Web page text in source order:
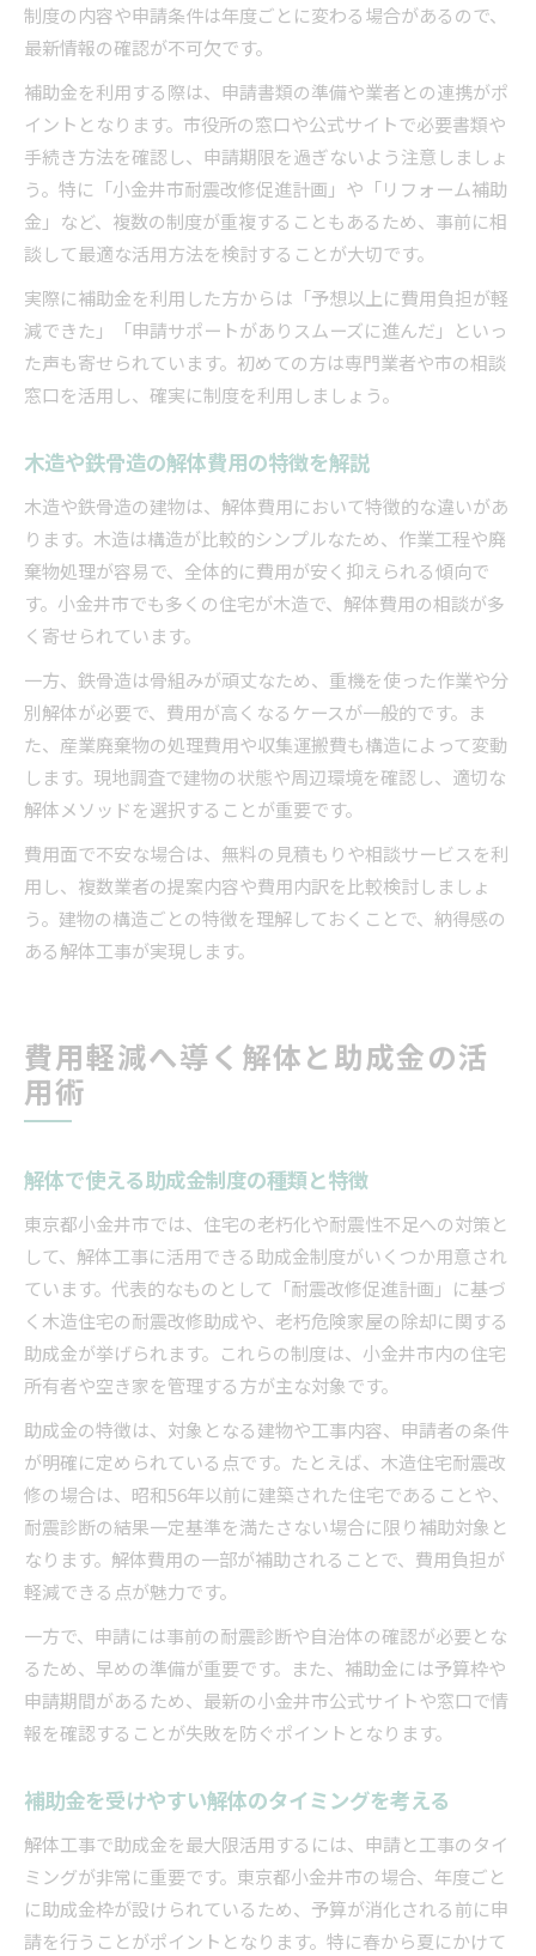
制度の内容や申請条件は年度ごとに変わる場合があるので、
最新情報の確認が不可欠です。
補助金を利用する際は、申請書類の準備や業者との連携がポ
イントとなります。市役所の窓口や公式サイトで必要書類や
手続き方法を確認し、申請期限を過ぎないよう注意しましょ
う。特に「小金井市耐震改修促進計画」や「リフォーム補助
金」など、複数の制度が重複することもあるため、事前に相
談して最適な活用方法を検討することが大切です。
実際に補助金を利用した方からは「予想以上に費用負担が軽
減できた」「申請サポートがありスムーズに進んだ」といっ
た声も寄せられています。初めての方は専門業者や市の相談
窓口を活用し、確実に制度を利用しましょう。
木造や鉄骨造の解体費用の特徴を解説
木造や鉄骨造の建物は、解体費用において特徴的な違いがあ
ります。木造は構造が比較的シンプルなため、作業工程や廃
棄物処理が容易で、全体的に費用が安く抑えられる傾向で
す。小金井市でも多くの住宅が木造で、解体費用の相談が多
く寄せられています。
一方、鉄骨造は骨組みが頑丈なため、重機を使った作業や分
別解体が必要で、費用が高くなるケースが一般的です。ま
た、産業廃棄物の処理費用や収集運搬費も構造によって変動
します。現地調査で建物の状態や周辺環境を確認し、適切な
解体メソッドを選択することが重要です。
費用面で不安な場合は、無料の見積もりや相談サービスを利
用し、複数業者の提案内容や費用内訳を比較検討しましょ
う。建物の構造ごとの特徴を理解しておくことで、納得感の
ある解体工事が実現します。
費用軽減へ導く解体と助成金の活
用術
解体で使える助成金制度の種類と特徴
東京都小金井市では、住宅の老朽化や耐震性不足への対策と
して、解体工事に活用できる助成金制度がいくつか用意され
ています。代表的なものとして「耐震改修促進計画」に基づ
く木造住宅の耐震改修助成や、老朽危険家屋の除却に関する
助成金が挙げられます。これらの制度は、小金井市内の住宅
所有者や空き家を管理する方が主な対象です。
助成金の特徴は、対象となる建物や工事内容、申請者の条件
が明確に定められている点です。たとえば、木造住宅耐震改
修の場合は、昭和56年以前に建築された住宅であることや、
耐震診断の結果一定基準を満たさない場合に限り補助対象と
なります。解体費用の一部が補助されることで、費用負担が
軽減できる点が魅力です。
一方で、申請には事前の耐震診断や自治体の確認が必要とな
るため、早めの準備が重要です。また、補助金には予算枠や
申請期間があるため、最新の小金井市公式サイトや窓口で情
報を確認することが失敗を防ぐポイントとなります。
補助金を受けやすい解体のタイミングを考える
解体工事で助成金を最大限活用するには、申請と工事のタイ
ミングが非常に重要です。東京都小金井市の場合、年度ごと
に助成金枠が設けられているため、予算が消化される前に申
請を行うことがポイントとなります。特に春から夏にかけて